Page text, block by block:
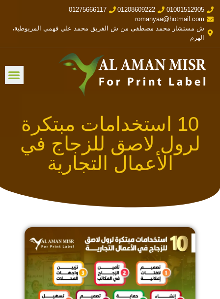
01001512905
01208609222
01275666117
romanyaa@hotmail.com
ش مستشار محمد مصطفى من ش الفريق محمد علي فهمي المريوطية،
الهرم
10 استخدامات مبتكرة
لرول لاصق للزجاج في
الأعمال التجارية